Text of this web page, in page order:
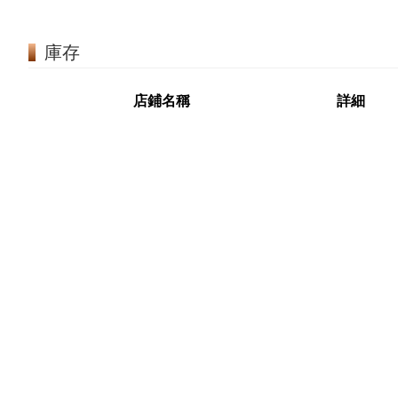
庫存
店鋪名稱 詳細